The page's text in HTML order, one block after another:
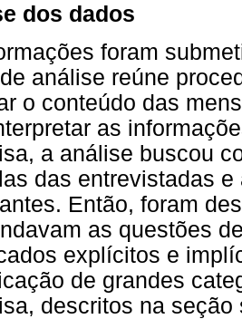
dos dados
foram
análise reúne
o conteúdo das
as
a análise buscou
das entrevistadas
Então, foram
as questões
explícitos e
de grandes
descritos na seção